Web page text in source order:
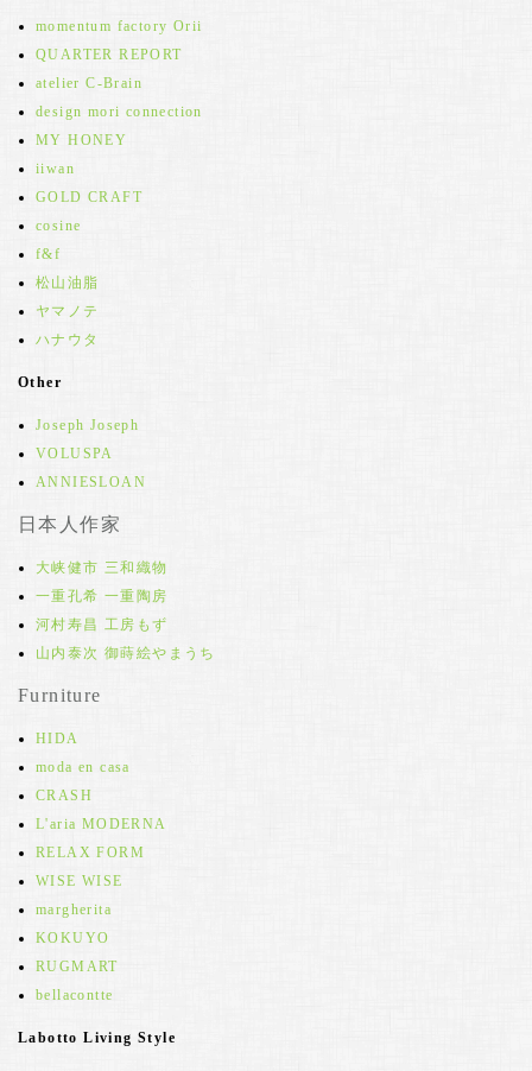
momentum factory Orii
QUARTER REPORT
atelier C-Brain
design mori connection
MY HONEY
iiwan
GOLD CRAFT
cosine
f&f
松山油脂
ヤマノテ
ハナウタ
Other
Joseph Joseph
VOLUSPA
ANNIESLOAN
日本人作家
大峡健市 三和織物
一重孔希 一重陶房
河村寿昌 工房もず
山内泰次 御蒔絵やまうち
Furniture
HIDA
moda en casa
CRASH
L'aria MODERNA
RELAX FORM
WISE WISE
margherita
KOKUYO
RUGMART
bellacontte
Labotto Living Style